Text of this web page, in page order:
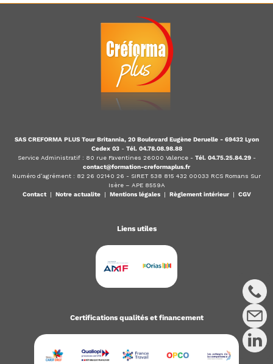
SAS CREFORMA PLUS Tour Britannia, 20 Boulevard Eugène Deruelle - 69432 Lyon
Cedex 03- Tél. 04.78.08.98.88
Service Administratif : 80 rue Faventines 26000 Valence - Tél. 04.75.25.84.29-
contact@formation-creformaplus.fr
Numéro d’agrément : 82 26 02140 26 - SIRET 538 815 432 00033 RCS Romans Sur
Isère – APE 8559A
Contact| Notre actualite| Mentions légales| Règlement intérieur| CGV
Liens utiles
Certifications qualités et financement